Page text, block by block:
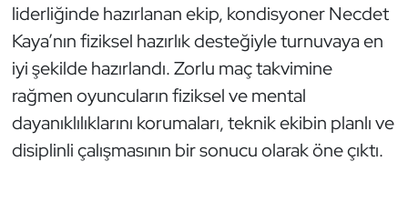
liderliğinde hazırlanan ekip, kondisyoner Necdet
Kaya’nın fiziksel hazırlık desteğiyle turnuvaya en
iyi şekilde hazırlandı. Zorlu maç takvimine
rağmen oyuncuların fiziksel ve mental
dayanıklılıklarını korumaları, teknik ekibin planlı ve
disiplinli çalışmasının bir sonucu olarak öne çıktı.
Satranç
Su Topu
Sualtı Sporları
Tekvando